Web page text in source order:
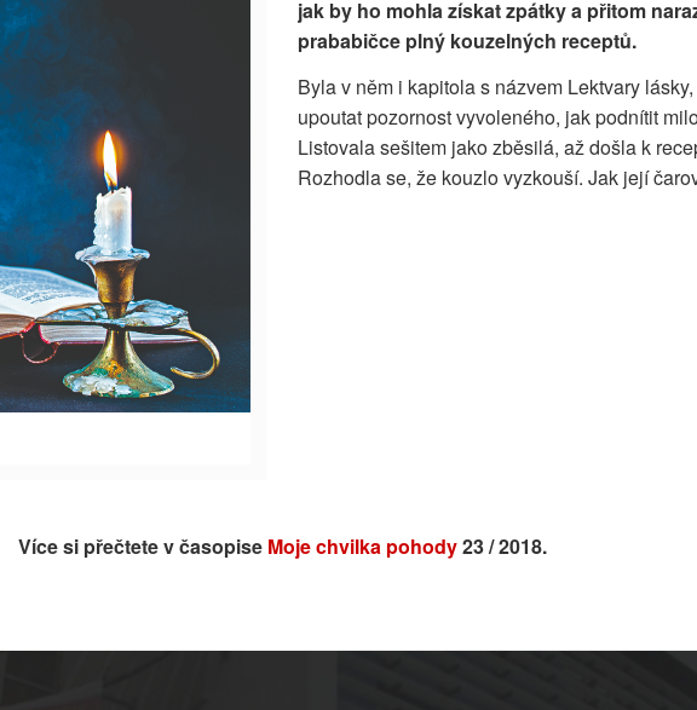
jak by ho mohla získat zpátky a přitom
prababičce plný kouzelných receptů.
Byla v něm i kapitola s názvem Lektvary
upoutat pozornost vyvoleného, jak podnítit
Listovala sešitem jako zběsilá, až došla k
Rozhodla se, že kouzlo vyzkouší. Jak její
Více si přečtete v časopise Moje chvilka pohody23 / 2018.